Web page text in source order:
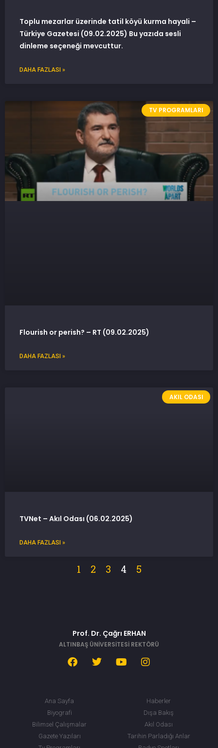
Toplu mezarlar üzerinde tatil köyü kurma hayali –
Türkiye Gazetesi (09.02.2025) Bu yazıda sesli
dinleme seçeneği mevcuttur.
DAHA FAZLASI »
TV PROGRAMLARI
Flourish or perish? – RT (09.02.2025)
DAHA FAZLASI »
AKIL ODASI
TVNet – Akıl Odası (06.02.2025)
DAHA FAZLASI »
1 2 3 4 5
Prof. Dr. Çağrı ERHAN
ALTINBAŞ ÜNİVERSİTESİ REKTÖRÜ
Ana Sayfa
Biyografi
Bilimsel Çalışmalar
Gazete Yazıları
Haberler
Dışa Bakış
Akıl Odası
Tarihin Parladığı Anlar